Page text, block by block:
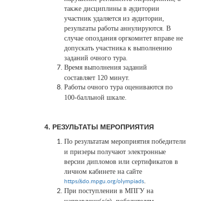
также дисциплины в аудитории
участник удаляется из аудитории,
результаты работы аннулируются. В
случае опоздания оргкомитет вправе не
допускать участника к выполнению
заданий очного тура.
Время выполнения заданий
составляет 120 минут.
Работы очного тура оцениваются по
100-балльной шкале.
4. РЕЗУЛЬТАТЫ МЕРОПРИЯТИЯ
По результатам мероприятия победители
и призеры получают электронные
версии дипломов или сертификатов в
личном кабинете на сайте
https://sdo.mpgu.org/olympiads.
При поступлении в МПГУ на